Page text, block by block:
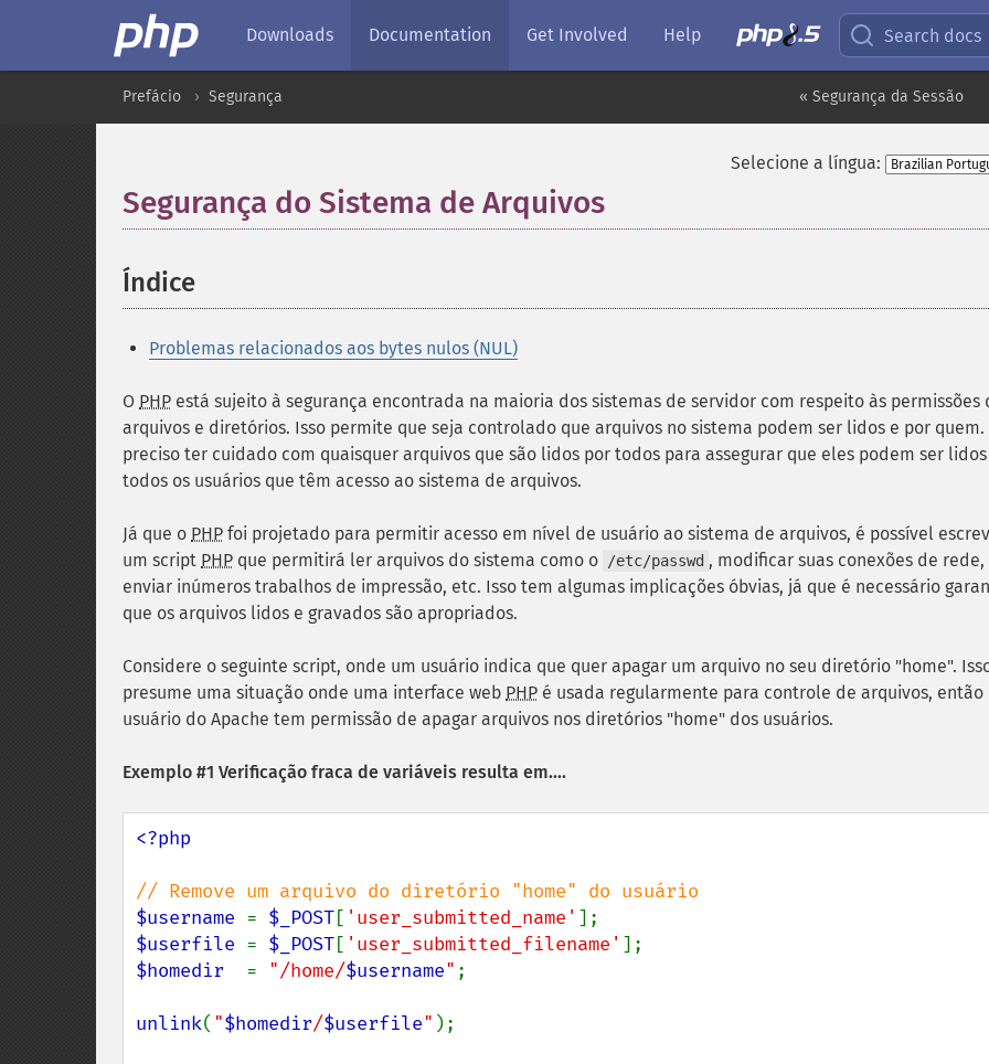
Downloads Documentation Get Involved Help Search docs
« Segurança da Sessão
Prefácio Segurança
Selecione a língua:
Segurança do Sistema de Arquivos
Índice
Problemas relacionados aos bytes nulos (NUL)
O PHP está sujeito à segurança encontrada na maioria dos sistemas de servidor com respeito às permissões
arquivos e diretórios. Isso permite que seja controlado que arquivos no sistema podem ser lidos e por quem.
preciso ter cuidado com quaisquer arquivos que são lidos por todos para assegurar que eles podem ser
todos os usuários que têm acesso ao sistema de arquivos.
Já que o PHP foi projetado para permitir acesso em nível de usuário ao sistema de arquivos, é possível
um script PHP que permitirá ler arquivos do sistema como o /etc/passwd , modificar suas conexões de rede,
enviar inúmeros trabalhos de impressão, etc. Isso tem algumas implicações óbvias, já que é necessário
que os arquivos lidos e gravados são apropriados.
Considere o seguinte script, onde um usuário indica que quer apagar um arquivo no seu diretório "home".
presume uma situação onde uma interface web PHP é usada regularmente para controle de arquivos, então
usuário do Apache tem permissão de apagar arquivos nos diretórios "home" dos usuários.
Exemplo #1 Verificação fraca de variáveis resulta em....
<?php
$username = $_POST[ 'user_submitted_name'
$userfile = $_POST[ 'user_submitted_filename'
$homedir = "/home/$username" ;
unlink( "$homedir/$userfile" );